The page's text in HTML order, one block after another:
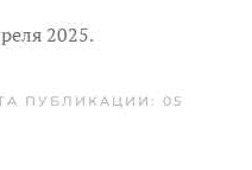
2025.
ПУБЛИКАЦИИ: 05